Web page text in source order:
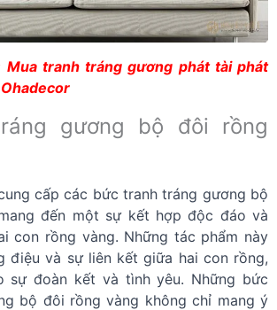
Mua tranh tráng gương phát tài phát
gương bộ đôi rồng
cấp các bức tranh tráng gương bộ
đến một sự kết hợp độc đáo và
con rồng vàng. Những tác phẩm này
điệu và sự liên kết giữa hai con rồng,
sự đoàn kết và tình yêu. Những bức
bộ đôi rồng vàng không chỉ mang ý